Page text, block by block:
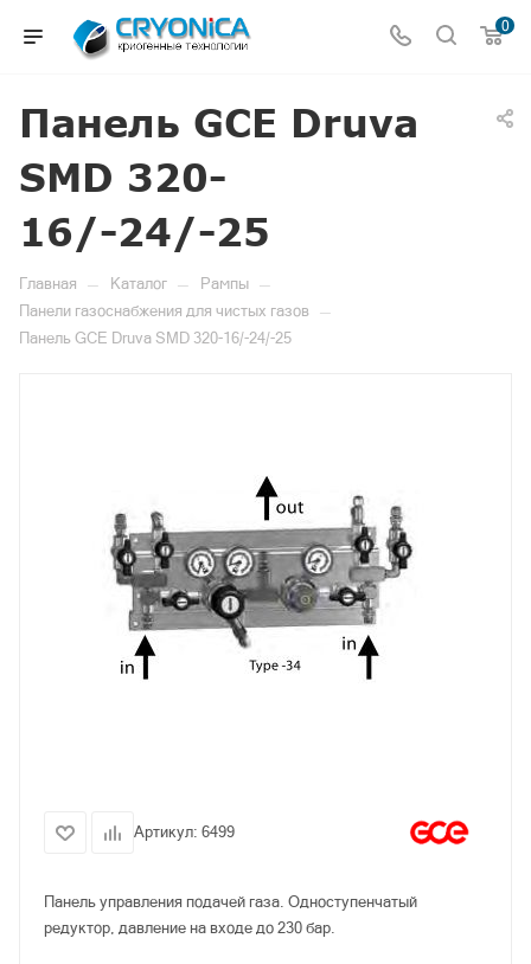
0
Панель GCE Druva
SMD 320-
16/-24/-25
Главная — Каталог — Рампы —
Панели газоснабжения для чистых газов —
Панель GCE Druva SMD 320-16/-24/-25
Артикул: 6499
Панель управления подачей газа. Одноступенчатый
редуктор, давление на входе до 230 бар.